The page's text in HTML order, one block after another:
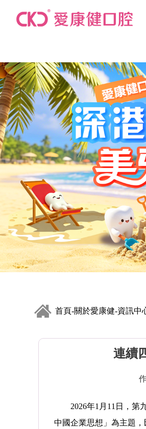
首頁-關於愛康健-資訊中
連續
2026年1月11日，第九
中國企業思想」為主題